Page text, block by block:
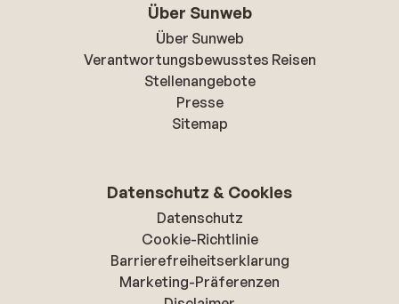
Über Sunweb
Über Sunweb
Verantwortungsbewusstes Reisen
Stellenangebote
Presse
Sitemap
Datenschutz & Cookies
Datenschutz
Cookie-Richtlinie
Barrierefreiheitserklarung
Marketing-Präferenzen